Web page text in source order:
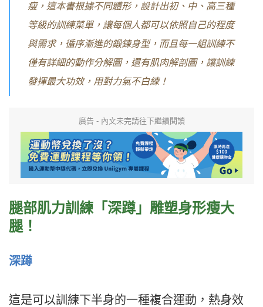
瘦，這本書根據不同體形，設計出初、中、高三種
等級的訓練菜單，讓每個人都可以依照自己的程度
與需求，循序漸進的鍛鍊身型，而且每一組訓練不
僅有詳細的動作分解圖，還有肌肉解剖圖，讓訓練
發揮最大功效，用對力氣不白練！
廣告 - 內文未完請往下繼續閱讀
腿部肌力訓 練「深蹲」雕塑身形瘦大
腿！
深蹲
這是可以訓練下半身的一種複合運動，熱身效